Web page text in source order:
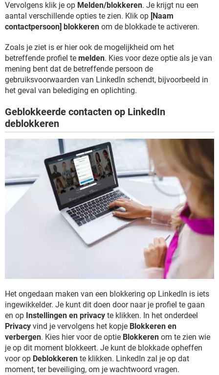
Vervolgens klik je op Melden/blokkeren. Je krijgt nu een
aantal verschillende opties te zien. Klik op [Naam
contactpersoon] blokkeren om de blokkade te activeren.
Zoals je ziet is er hier ook de mogelijkheid om het
betreffende profiel te melden. Kies voor deze optie als je van
mening bent dat de betreffende persoon de
gebruiksvoorwaarden van LinkedIn schendt, bijvoorbeeld in
het geval van belediging en oplichting.
Geblokkeerde contacten op LinkedIn
deblokkeren
Het ongedaan maken van een blokkering op LinkedIn is iets
ingewikkelder. Je kunt dit doen door naar je profiel te gaan
en op Instellingen en privacy te klikken. In het onderdeel
Privacy vind je vervolgens het kopje Blokkeren en
verbergen. Kies hier voor de optie Blokkeren om te zien wie
je op dit moment blokkeert. Je kunt de blokkade opheffen
voor op Deblokkeren te klikken. LinkedIn zal je op dat
moment, ter beveiliging, om je wachtwoord vragen.